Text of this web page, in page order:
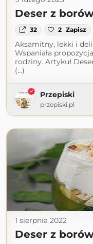
Deser z
32 2 Zapisz
Aksamitny, lekki i
Wspaniała
rodziny. Artykuł
(...)
Przepiski
przepiski.pl
1 sierpnia 2022
Deser z